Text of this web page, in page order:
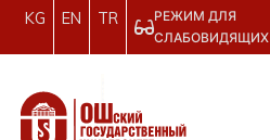
KG EN TR
РЕЖИМ ДЛЯ
СЛАБОВИДЯЩИХ